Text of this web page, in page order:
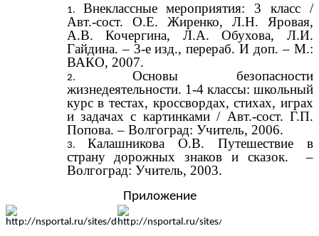
Внеклассные мероприятия: 3 класс /
Авт.-сост. О.Е. Жиренко, Л.Н. Яровая,
А.В. Кочергина, Л.А. Обухова, Л.И.
Гайдина. – 3-е изд., перераб. И доп. – М.:
ВАКО, 2007.
Основы безопасности
жизнедеятельности. 1-4 классы: школьный
курс в тестах, кроссвордах, стихах, играх
и задачах с картинками / Авт.-сост. Г.П.
Попова. – Волгоград: Учитель, 2006.
Калашникова О.В. Путешествие в
страну дорожных знаков и сказок. –
Волгоград: Учитель, 2003.
Приложение